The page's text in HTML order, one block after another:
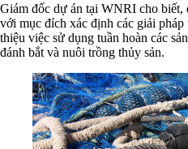
Giám đốc dự án tại WNRI cho biết,
với mục đích xác định các giải
thiệu việc sử dụng tuần hoàn các
đánh bắt và nuôi trồng thủy sản.